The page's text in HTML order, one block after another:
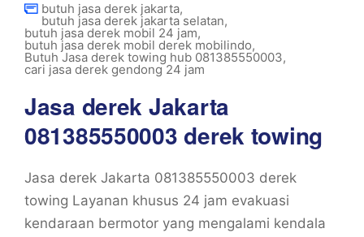
butuh jasa derek jakarta,
butuh jasa derek jakarta selatan,
butuh jasa derek mobil 24 jam,
butuh jasa derek mobil derek mobilindo,
Butuh Jasa derek towing hub 081385550003,
cari jasa derek gendong 24 jam
Jasa derek Jakarta
081385550003 derek towing
Jasa derek Jakarta 081385550003 derek
towing Layanan khusus 24 jam evakuasi
kendaraan bermotor yang mengalami kendala